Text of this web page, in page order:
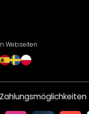
/ CE-Zeichen
Webseiten
Zahlungsmöglichkeiten